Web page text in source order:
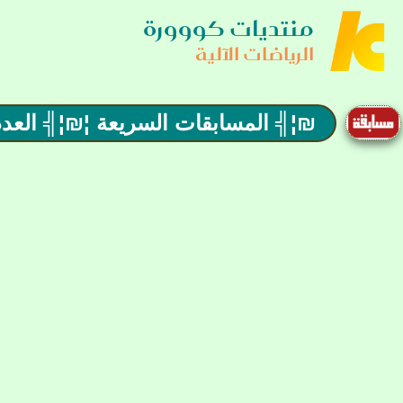
منتديات كووورة
الرياضات الآلية
₪¦╣ المسابقات السريعة ¦₪¦╣ العدد 140 : أحضر المعلومة